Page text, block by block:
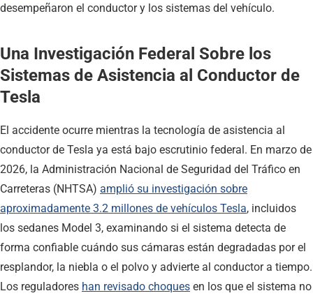
desempeñaron el conductor y los sistemas del vehículo.
Una Investigación Federal Sobre los
Sistemas de Asistencia al Conductor de
Tesla
El accidente ocurre mientras la tecnología de asistencia al
conductor de Tesla ya está bajo escrutinio federal. En marzo de
2026, la Administración Nacional de Seguridad del Tráfico en
Carreteras (NHTSA) amplió su investigación sobre
aproximadamente 3.2 millones de vehículos Tesla, incluidos
los sedanes Model 3, examinando si el sistema detecta de
forma confiable cuándo sus cámaras están degradadas por el
resplandor, la niebla o el polvo y advierte al conductor a tiempo.
Los reguladores han revisado choques en los que el sistema no